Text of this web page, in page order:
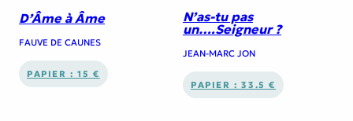
D’Âme à Âme
FAUVE DE CAUNES
PAPIER : 15 €
N’as-tu pas
un….Seigneur ?
JEAN-MARC JON
PAPIER : 33.5 €